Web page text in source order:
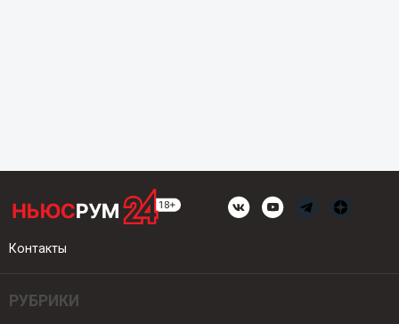
Контакты
РУБРИКИ